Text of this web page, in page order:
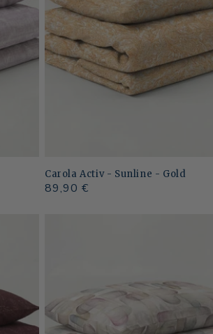
Carola Activ - Sunline - Gold
Normaler
89,90 €